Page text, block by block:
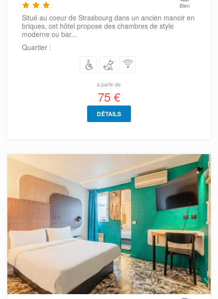
Bien
Situé au coeur de Strasbourg dans un ancien manoir en
briques, cet hôtel propose des chambres de style
moderne ou bar...
Quartier :
à partir de
75 €
DÉTAILS